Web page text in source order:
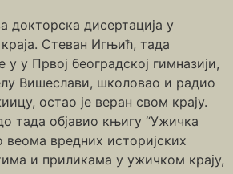
докторска дисертација у
Стеван Игњић, тада
у у Првој београдској гимназији,
Вишеслави, школовао и радио
остао је веран свом крају.
тада објавио књигу “Ужичка
веома вредних историјских
и приликама у ужичком крају,